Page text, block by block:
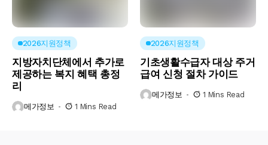
2026지원정책
지방자치단체에서 추가로
제공하는 복지 혜택 총정
리
메가정보 1 Mins Read
2026지원정책
기초생활수급자 대상 주거
급여 신청 절차 가이드
메가정보 1 Mins Read